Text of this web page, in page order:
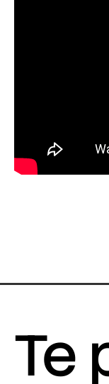
Te